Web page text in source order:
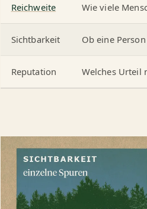
Reichweite Wie viele
Sichtbarkeit Ob eine
Reputation Welches Urteil